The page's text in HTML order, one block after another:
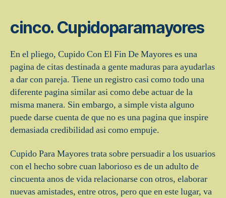
cinco. Cupidoparamayores
En el pliego, Cupido Con El Fin De Mayores es una
pagina de citas destinada a gente maduras para ayudarlas
a dar con pareja. Tiene un registro casi como todo una
diferente pagina similar asi­ como debe actuar de la
misma manera. Sin embargo, a simple vista alguno
puede darse cuenta de que no es una pagina que inspire
demasiada credibilidad asi­ como empuje.
Cupido Para Mayores trata sobre persuadir a los usuarios
con el hecho sobre cuan laborioso es de un adulto de
cincuenta anos de vida relacionarse con otros, elaborar
nuevas amistades, entre otros, pero que en este lugar, va